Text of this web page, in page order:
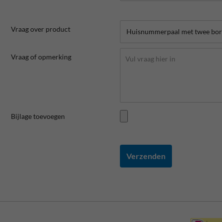
Vraag over product
Vraag of opmerking
Bijlage toevoegen
Verzenden